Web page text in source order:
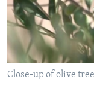
INTERVISTA
DITARI
Close-up of olive